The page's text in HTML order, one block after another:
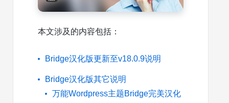
本文涉及的内容包括：
Bridge汉化版更新至v18.0.9说明
Bridge汉化版其它说明
万能Wordpress主题Bridge完美汉化